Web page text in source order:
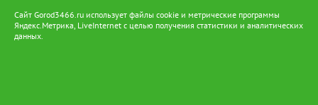
Сайт Gorod3466.ru использует файлы cookie и метрические программы
Яндекс.Метрика, LiveInternet с целью получения статистики и аналитических
данных.